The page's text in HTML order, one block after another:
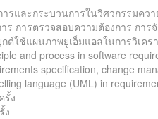
รและกระบวนการในวิศวกรรมคว
าร การตรวจสอบความต้องการ กา
ต์ใช้แผนภาพยูเอ็มแอลในการวิเค
and process in software
specification, change
language (UML) in
รั้ง
ง